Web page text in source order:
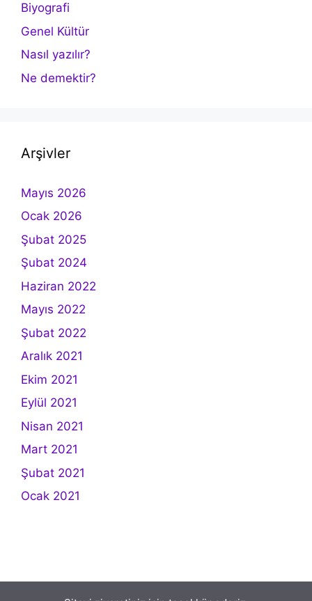
Biyografi
Genel Kültür
Nasıl yazılır?
Ne demektir?
Arşivler
Mayıs 2026
Ocak 2026
Şubat 2025
Şubat 2024
Haziran 2022
Mayıs 2022
Şubat 2022
Aralık 2021
Ekim 2021
Eylül 2021
Nisan 2021
Mart 2021
Şubat 2021
Ocak 2021